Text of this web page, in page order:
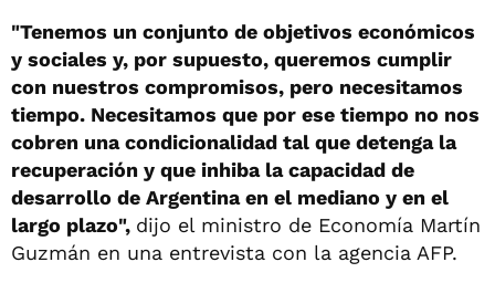
"Tenemos un conjunto de objetivos económicos
y sociales y, por supuesto, queremos cumplir
con nuestros compromisos, pero necesitamos
tiempo. Necesitamos que por ese tiempo no nos
cobren una condicionalidad tal que detenga la
recuperación y que inhiba la capacidad de
desarrollo de Argentina en el mediano y en el
largo plazo", dijo el ministro de Economía Martín
Guzmán en una entrevista con la agencia AFP.